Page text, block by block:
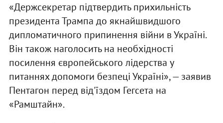
«Держсекретар підтвердить прихильність
президента Трампа до якнайшвидшого
дипломатичного припинення війни в Україні.
Він також наголосить на необхідності
посилення європейського лідерства у
питаннях допомоги безпеці Україні», — заявив
Пентагон перед від'їздом Гегсета на
«Рамштайн».